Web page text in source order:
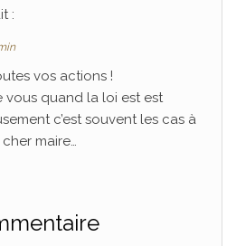
:
vos actions !
vous quand la loi est est
c’est souvent les cas à
maire…